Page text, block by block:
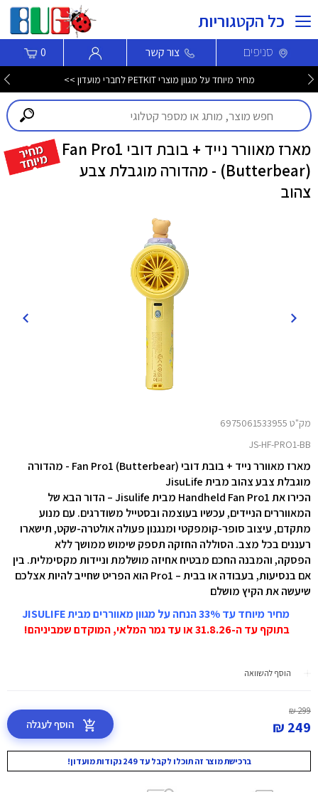
כל הקטגוריות
סניפים צור קשר 0
מחיר מיוחד על מגוון מוצרי PETKIT לחברי מועדון >>
מארז מאוורר נייד + בובת דובי Fan Pro1
(Butterbear) - מהדורה מוגבלת צבע
צהוב
מק"ט 6975061533955
JS-HF-PRO1-BB
מארז מאוורר נייד + בובת דובי Fan Pro1 (Butterbear) - מהדורה
מוגבלת צבע צהוב מבית JisuLife
הכירו את Handheld Fan Pro1 מבית Jisulife – הדור הבא של
המאווררים הניידים, עכשיו בעוצמה ובסטייל משודרגים. עם מנוע
מתקדם, עיצוב סופר-קומפקטי ומנגנון פעולה אולטרה-שקט, תישארו
רעננים בכל מצב. הסוללה החזקה תספק שימוש ממושך ללא
הפסקה, והמבנה החכם מבטיח אחיזה מושלמת וניידות מקסימלית. בין
אם בנסיעות, בעבודה או בבית – Pro1 הוא הפריט שחייב להיות אצלכם
שיעשה את הקיץ מושלם
מחיר מיוחד עד 33% הנחה על מגוון מאווררים מבית JISULIFE
בתוקף עד ה-31.8.26 או עד גמר המלאי, המוקדם שמביניהם!
הוסף להשוואה
299 ₪
249 ₪ הוסף לעגלה
ברכישת מוצר זה תוכלו לקבל עד 249 נקודות מועדון!